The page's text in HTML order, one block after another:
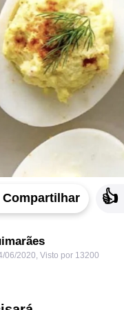
Compartilhar 👍
06/2020 Visto por 13200